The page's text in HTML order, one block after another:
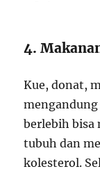
4.
Kue, donat,
berlebih bisa
tubuh dan
kolesterol.